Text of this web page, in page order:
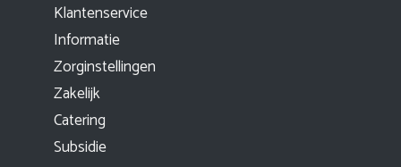
Klantenservice
Informatie
Zorginstellingen
Zakelijk
Catering
Subsidie